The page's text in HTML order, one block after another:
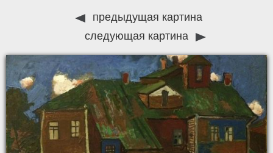
предыдущая картина
следующая картина